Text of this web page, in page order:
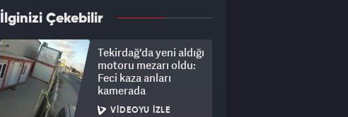
İlginizi Çekebilir
Tekirdağ'da yeni aldığı
motoru mezarı oldu:
Feci kaza anları
kamerada
VIDEOYU İZLE